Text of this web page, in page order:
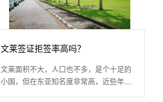
文莱签证拒签率高吗？
文莱面积不大，人口也不多，是个十足的
小国，但在东亚知名度非常高，近些年，